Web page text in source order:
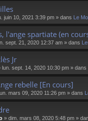
juin 10, 2021 3:39 pm » dans Le
l'ange spartiate (en
sept. 21, 2020 12:37 am » dans
Jr
lun. sept. 14, 2020 10:30 pm » dans
rebelle [En cours]
lun. mars 09, 2020 11:26 pm » dans
» dim. mars 08, 2020 5:48 pm »